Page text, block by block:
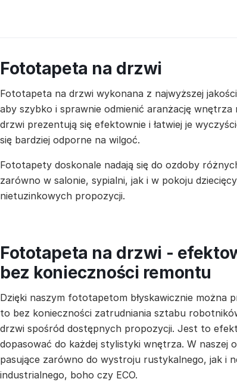
Fototapeta na drzwi
Fototapeta na drzwi wykonana z najwyższej
aby szybko i sprawnie odmienić aranżację
drzwi prezentują się efektownie i łatwiej je
się bardziej odporne na wilgoć.
Fototapety doskonale nadają się do ozdoby
zarówno w salonie, sypialni, jak i w pokoju
nietuzinkowych propozycji.
Fototapeta na drzwi -
bez konieczności remontu
Dzięki naszym fototapetom błyskawicznie można
to bez konieczności zatrudniania sztabu
drzwi spośród dostępnych propozycji. Jest to
dopasować do każdej stylistyki wnętrza. W
pasujące zarówno do wystroju rustykalnego, jak i
industrialnego, boho czy ECO.